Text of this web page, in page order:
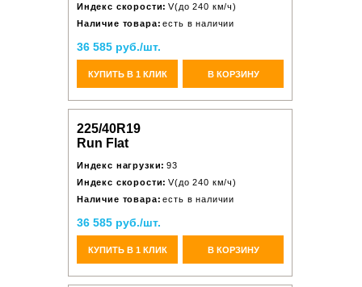
Индекс скорости: V(до 240 км/ч)
Наличие товара: есть в наличии
36 585 руб./шт.
КУПИТЬ В 1 КЛИК В КОРЗИНУ
225/40R19
Run Flat
Индекс нагрузки: 93
Индекс скорости: V(до 240 км/ч)
Наличие товара: есть в наличии
36 585 руб./шт.
КУПИТЬ В 1 КЛИК В КОРЗИНУ